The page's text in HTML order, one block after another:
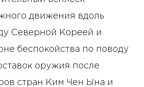
движения вдоль
Северной Кореей и
беспокойства по поводу
оружия после
стран Ким Чен Ына и